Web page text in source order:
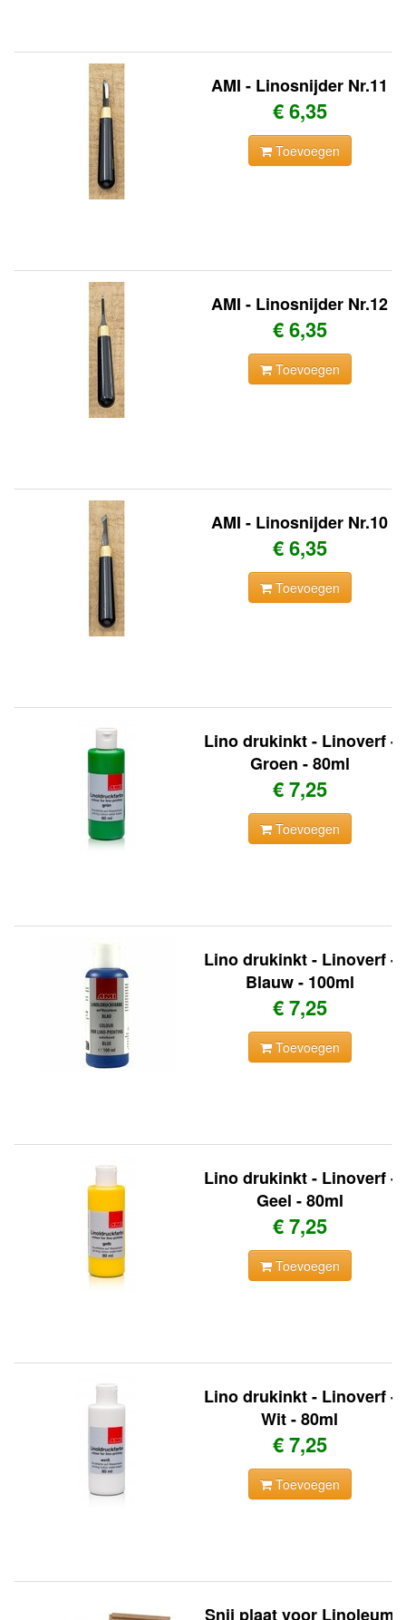
AMI - Linosnijder Nr.11
€ 6,35
Toevoegen
AMI - Linosnijder Nr.12
€ 6,35
Toevoegen
AMI - Linosnijder Nr.10
€ 6,35
Toevoegen
Lino drukinkt - Linoverf -
Groen - 80ml
€ 7,25
Toevoegen
Lino drukinkt - Linoverf -
Blauw - 100ml
€ 7,25
Toevoegen
Lino drukinkt - Linoverf -
Geel - 80ml
€ 7,25
Toevoegen
Lino drukinkt - Linoverf -
Wit - 80ml
€ 7,25
Toevoegen
Snij plaat voor Linoleum